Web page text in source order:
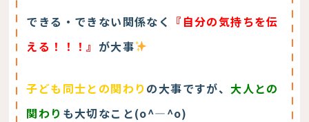
できる・できない関係なく 『自分の気持ちを伝
える！！！』 が大事
子ども同士との関わり の大事ですが、大人との
関わり も大切なこと(o^―^o)